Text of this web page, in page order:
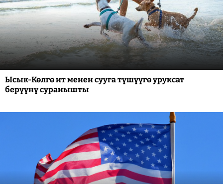
Ысык-Көлгө ит менен сууга түшүүгө уруксат
берүүнү суранышты